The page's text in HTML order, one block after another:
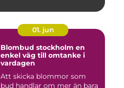
01. jun
Blombud stockholm en
enkel väg till omtanke i
vardagen
Att skicka blommor som
bud handlar om mer än bara